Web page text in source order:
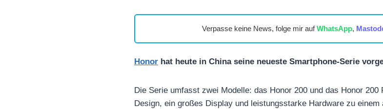
Verpasse keine News, folge mir aufWhatsApp,
Honor hat heute in China seine neueste Smartphone-Serie
Die Serie umfasst zwei Modelle: das Honor 200 und das Honor
Design, ein großes Display und leistungsstarke Hardware zu